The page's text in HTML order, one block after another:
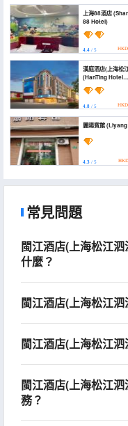
上海88酒店 (Shanghai
88 Hotel)
4.4 / 5 HKD
漢庭酒店(上海松
(HanTing Hotel
(Shanghai
Sijing))
4.8 / 5 HKD
麗陽賓館
4.3 / 5 HKD
常見問題
閩江酒店(上海松江
什麼？
閩江酒店(上海松江
閩江酒店(上海松江
閩江酒店(上海松江
務？